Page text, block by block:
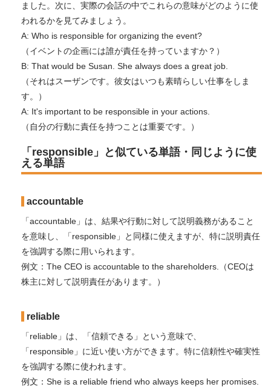
ました。次に、実際の会話の中でこれらの意味がどのように使
われるかを見てみましょう。
A: Who is responsible for organizing the event?
（イベントの企画には誰が責任を持っていますか？）
B: That would be Susan. She always does a great job.
（それはスーザンです。彼女はいつも素晴らしい仕事をしま
す。）
A: It's important to be responsible in your actions.
（自分の行動に責任を持つことは重要です。）
「responsible」と似ている単語・同じように使
える単語
accountable
「accountable」は、結果や行動に対して説明義務があること
を意味し、「responsible」と同様に使えますが、特に説明責任
を強調する際に用いられます。
例文：The CEO is accountable to the shareholders.（CEOは
株主に対して説明責任があります。）
reliable
「reliable」は、「信頼できる」という意味で、
「responsible」に近い使い方ができます。特に信頼性や確実性
を強調する際に使われます。
例文：She is a reliable friend who always keeps her promises.